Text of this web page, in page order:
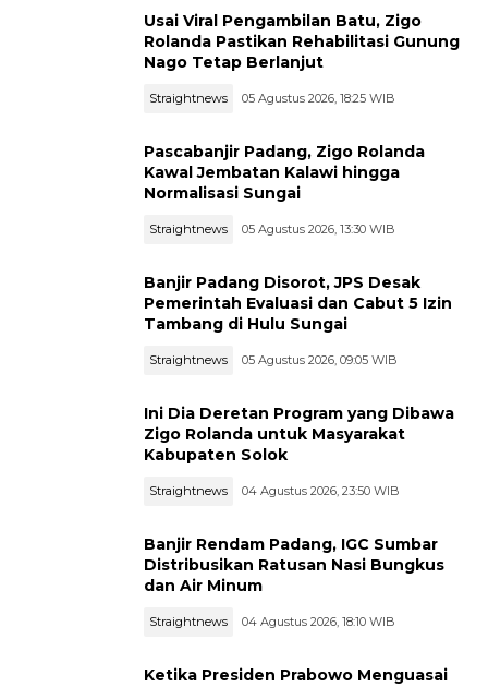
Usai Viral Pengambilan Batu, Zigo
Rolanda Pastikan Rehabilitasi Gunung
Nago Tetap Berlanjut
Straightnews 05 Agustus 2026, 18:25 WIB
Pascabanjir Padang, Zigo Rolanda
Kawal Jembatan Kalawi hingga
Normalisasi Sungai
Straightnews 05 Agustus 2026, 13:30 WIB
Banjir Padang Disorot, JPS Desak
Pemerintah Evaluasi dan Cabut 5 Izin
Tambang di Hulu Sungai
Straightnews 05 Agustus 2026, 09:05 WIB
Ini Dia Deretan Program yang Dibawa
Zigo Rolanda untuk Masyarakat
Kabupaten Solok
Straightnews 04 Agustus 2026, 23:50 WIB
Banjir Rendam Padang, IGC Sumbar
Distribusikan Ratusan Nasi Bungkus
dan Air Minum
Straightnews 04 Agustus 2026, 18:10 WIB
Ketika Presiden Prabowo Menguasai